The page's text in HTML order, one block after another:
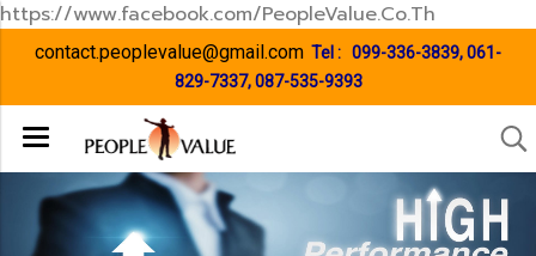
https://www.facebook.com/PeopleValue.Co.Th
contact.peoplevalue@gmail.com Tel : 099-336-3839,061-
829-7337,087-535-9393